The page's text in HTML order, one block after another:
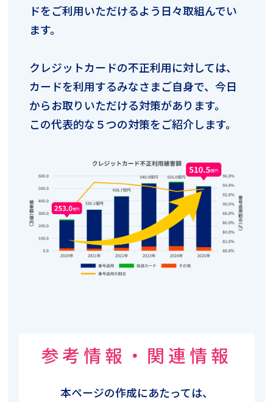
ドをご利用いただけるよう日々取組んでい
ます。
クレジットカードの不正利用に対しては、
カードを利用するみなさまご自身で、今日
からお取りいただける対策があります。
この代表的な５つの対策をご紹介します。
参考情報・関連情報
本ページの作成にあたっては、